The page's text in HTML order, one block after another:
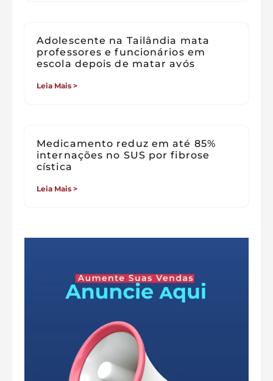
Adolescente na Tailândia mata
professores e funcionários em
escola depois de matar avós
Leia Mais >
Medicamento reduz em até 85%
internações no SUS por fibrose
cística
Leia Mais >